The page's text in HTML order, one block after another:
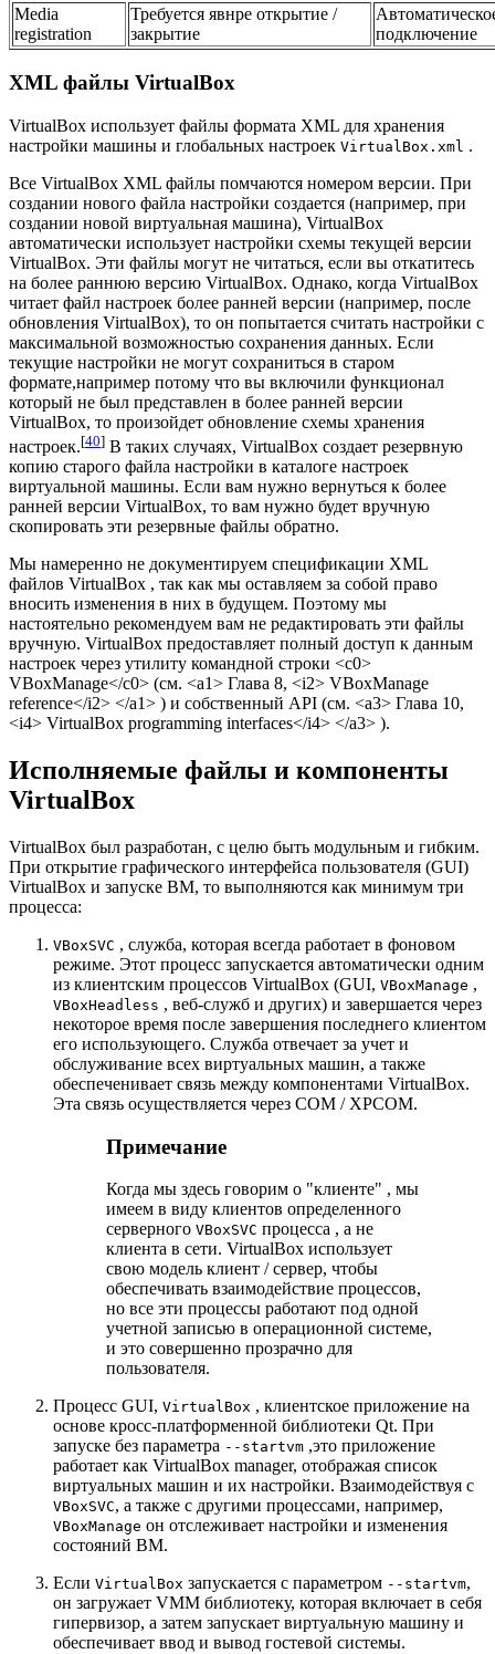
Media
registration
Требуется явнре открытие /
закрытие
подключение
XML файлы VirtualBox
VirtualBox использует файлы формата XML для хранения
настройки машины и глобальных настроек VirtualBox.xml .
Все VirtualBox XML файлы помчаются номером версии. При
создании нового файла настройки создается (например, при
создании новой виртуальная машина), VirtualBox
автоматически использует настройки схемы текущей версии
VirtualBox. Эти файлы могут не читаться, если вы откатитесь
на более раннюю версию VirtualBox. Однако, когда VirtualBox
читает файл настроек более ранней версии (например, после
обновления VirtualBox), то он попытается считать настройки с
максимальной возможностью сохранения данных. Если
текущие настройки не могут сохраниться в старом
формате,например потому что вы включили функционал
который не был представлен в более ранней версии
VirtualBox, то произойдет обновление схемы хранения
настроек.[40] В таких случаях, VirtualBox создает резервную
копию старого файла настройки в каталоге настроек
виртуальной машины. Если вам нужно вернуться к более
ранней версии VirtualBox, то вам нужно будет вручную
скопировать эти резервные файлы обратно.
Мы намеренно не документируем спецификации XML
файлов VirtualBox , так как мы оставляем за собой право
вносить изменения в них в будущем. Поэтому мы
настоятельно рекомендуем вам не редактировать эти файлы
вручную. VirtualBox предоставляет полный доступ к данным
настроек через утилиту командной строки <c0>
VBoxManage</c0> (см. <a1> Глава 8, <i2> VBoxManage
reference</i2> </a1> ) и собственный API (см. <a3> Глава 10,
<i4> VirtualBox programming interfaces</i4> </a3> ).
Исполняемые файлы и компоненты
VirtualBox
VirtualBox был разработан, с целю быть модульным и гибким.
При открытие графического интерфейса пользователя (GUI)
VirtualBox и запуске ВМ, то выполняются как минимум три
процесса:
VBoxSVC , служба, которая всегда работает в фоновом
режиме. Этот процесс запускается автоматически одним
из клиентским процессов VirtualBox (GUI, VBoxManage ,
VBoxHeadless , веб-служб и других) и завершается через
некоторое время после завершения последнего клиентом
его использующего. Служба отвечает за учет и
обслуживание всех виртуальных машин, а также
обеспеченивает связь между компонентами VirtualBox.
Эта связь осуществляется через COM / XPCOM.
Примечание
Когда мы здесь говорим о "клиенте" , мы
имеем в виду клиентов определенного
серверного VBoxSVC процесса , а не
клиента в сети. VirtualBox использует
свою модель клиент / сервер, чтобы
обеспечивать взаимодействие процессов,
но все эти процессы работают под одной
учетной записью в операционной системе,
и это совершенно прозрачно для
пользователя.
Процесс GUI, VirtualBox , клиентское приложение на
основе кросс-платформенной библиотеки Qt. При
запуске без параметра --startvm ,это приложение
работает как VirtualBox manager, отображая список
виртуальных машин и их настройки. Взаимодействуя с
VBoxSVC, а также с другими процессами, например,
VBoxManage он отслеживает настройки и изменения
состояний ВМ.
Если VirtualBox запускается с параметром --startvm,
он загружает VMM библиотеку, которая включает в себя
гипервизор, а затем запускает виртуальную машину и
обеспечивает ввод и вывод гостевой системы.